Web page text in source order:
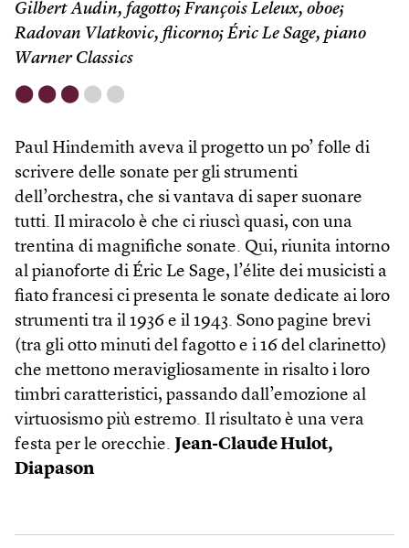
Gilbert Audin, fagotto; François Leleux, oboe;
Radovan Vlatkovic, flicorno; Éric Le Sage, piano
Warner Classics
⬤ ⬤ ⬤ ⬤ ⬤
Paul Hindemith aveva il progetto un po’ folle di
scrivere delle sonate per gli strumenti
dell’orchestra, che si vantava di saper suonare
tutti. Il miracolo è che ci riuscì quasi, con una
trentina di magnifiche sonate. Qui, riunita intorno
al pianoforte di Éric Le Sage, l’élite dei musicisti a
fiato francesi ci presenta le sonate dedicate ai loro
strumenti tra il 1936 e il 1943. Sono pagine brevi
(tra gli otto minuti del fagotto e i 16 del clarinetto)
che mettono meravigliosamente in risalto i loro
timbri caratteristici, passando dall’emozione al
virtuosismo più estremo. Il risultato è una vera
festa per le orecchie. Jean-Claude Hulot,
Diapason